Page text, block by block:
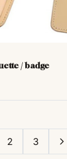
/ badge
2 3